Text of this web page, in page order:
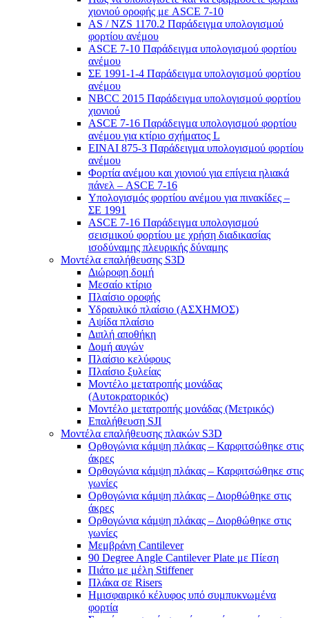
χιονιού οροφής με ASCE 7-10
AS / NZS 1170.2 Παράδειγμα υπολογισμού
φορτίου ανέμου
ASCE 7-10 Παράδειγμα υπολογισμού φορτίου
ανέμου
ΣΕ 1991-1-4 Παράδειγμα υπολογισμού φορτίου
ανέμου
NBCC 2015 Παράδειγμα υπολογισμού φορτίου
χιονιού
ASCE 7-16 Παράδειγμα υπολογισμού φορτίου
ανέμου για κτίριο σχήματος L
ΕΙΝΑΙ 875-3 Παράδειγμα υπολογισμού φορτίου
ανέμου
Φορτία ανέμου και χιονιού για επίγεια ηλιακά
πάνελ – ASCE 7-16
Υπολογισμός φορτίου ανέμου για πινακίδες –
ΣΕ 1991
ASCE 7-16 Παράδειγμα υπολογισμού
σεισμικού φορτίου με χρήση διαδικασίας
ισοδύναμης πλευρικής δύναμης
Μοντέλα επαλήθευσης S3D
Διώροφη δομή
Μεσαίο κτίριο
Πλαίσιο οροφής
Υδραυλικό πλαίσιο (ΑΣΧΗΜΟΣ)
Αψίδα πλαίσιο
Διπλή αποθήκη
Δομή αυγών
Πλαίσιο κελύφους
Πλαίσιο ξυλείας
Μοντέλο μετατροπής μονάδας
(Αυτοκρατορικός)
Μοντέλο μετατροπής μονάδας (Μετρικός)
Επαλήθευση SJI
Μοντέλα επαλήθευσης πλακών S3D
Ορθογώνια κάμψη πλάκας – Καρφιτσώθηκε στις
άκρες
Ορθογώνια κάμψη πλάκας – Καρφιτσώθηκε στις
γωνίες
Ορθογώνια κάμψη πλάκας – Διορθώθηκε στις
άκρες
Ορθογώνια κάμψη πλάκας – Διορθώθηκε στις
γωνίες
Μεμβράνη Cantilever
90 Degree Angle Cantilever Plate με Πίεση
Πιάτο με μέλη Stiffener
Πλάκα σε Risers
Ημισφαιρικό κέλυφος υπό συμπυκνωμένα
φορτία